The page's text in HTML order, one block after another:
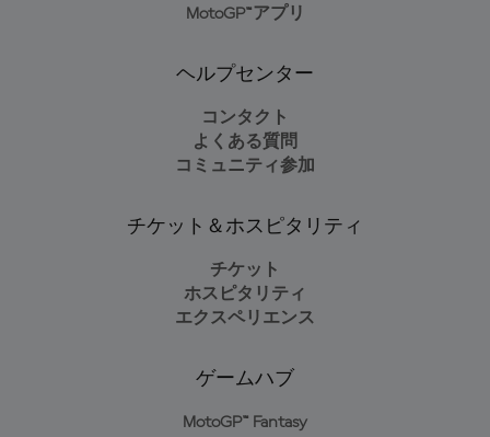
MotoGP™アプリ
ヘルプセンター
コンタクト
よくある質問
コミュニティ参加
チケット＆ホスピタリティ
チケット
ホスピタリティ
エクスペリエンス
ゲームハブ
MotoGP™ Fantasy